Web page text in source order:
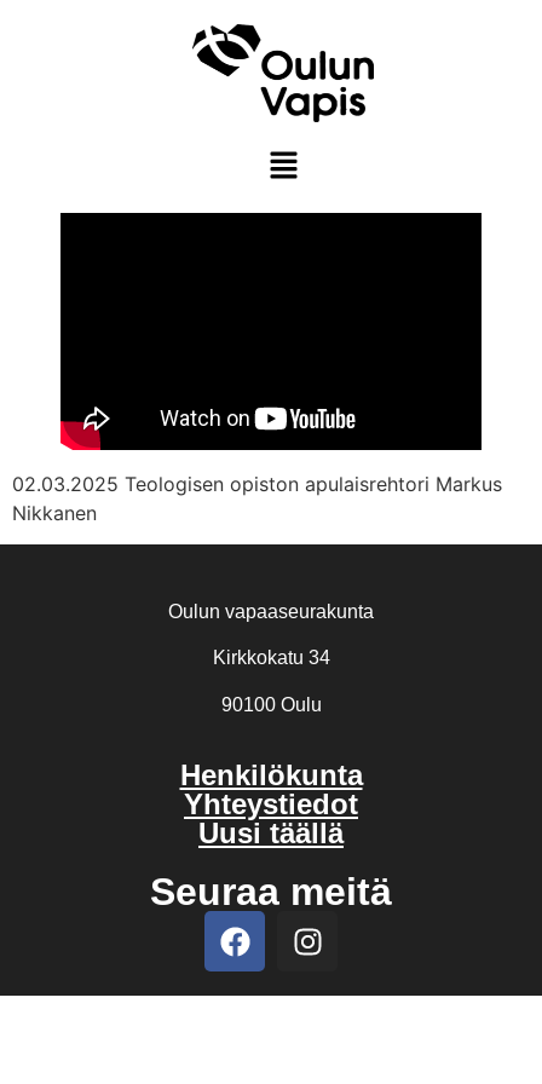
02.03.2025 Teologisen opiston apulaisrehtori Markus
Nikkanen
Oulun vapaaseurakunta
Kirkkokatu 34
90100 Oulu
Henkilökunta
Yhteystiedot
Uusi täällä
Seuraa meitä